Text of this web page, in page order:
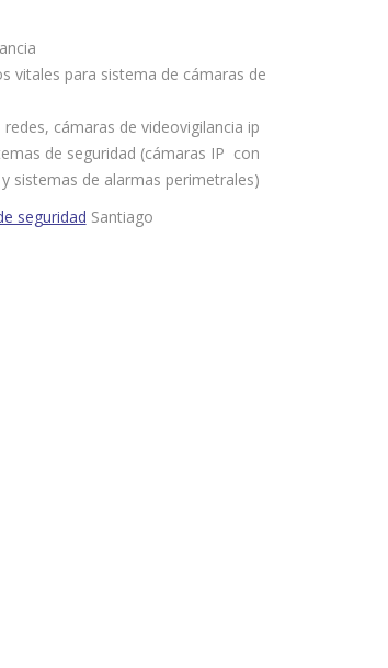
vitales para sistema de cámaras de
cámaras de videovigilancia ip
de seguridad (cámaras IP con
sistemas de alarmas perimetrales)
seguridad Santiago